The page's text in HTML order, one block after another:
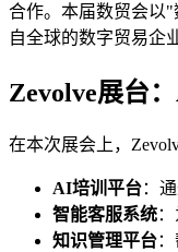
合作。本届数贸会以
自全球的数字贸易企
Zevolve展台
在本次展会上，
AI培训平台：
智能客服系统
知识管理平台